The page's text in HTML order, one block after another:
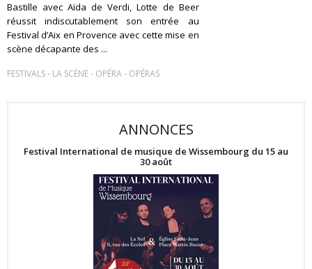
Bastille avec Aïda de Verdi, Lotte de Beer
réussit indiscutablement son entrée au
Festival d’Aix en Provence avec cette mise en
scène décapante des ...
FESTIVALS- LA SCÈNE- OPÉRA- OPÉRAS
ANNONCES
Festival International de musique de Wissembourg du 15 au
30 août